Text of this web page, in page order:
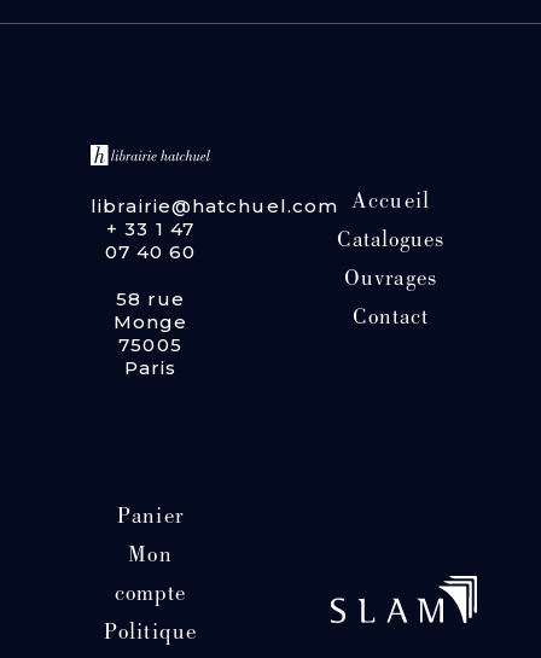
librairie@hatchuel.com
+ 33 1 47
07 40 60
58 rue
Monge
75005
Paris
Accueil
Catalogues
Ouvrages
Contact
Panier
Mon
compte
Politique